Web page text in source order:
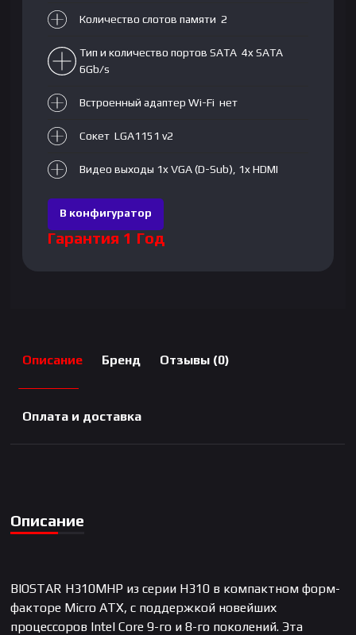
Количество слотов памяти 2
Тип и количество портов SATA 4x SATA
6Gb/s
Встроенный адаптер Wi-Fi нет
Сокет LGA1151 v2
Видео выходы 1x VGA (D-Sub), 1x HDMI
В конфигуратор
Гарантия 1 Год
Описание Бренд Отзывы (0)
Оплата и доставка
Описание
BIOSTAR H310MHP из серии H310 в компактном форм-
факторе Micro ATX, с поддержкой новейших
процессоров Intel Core 9-го и 8-го поколений. Эта